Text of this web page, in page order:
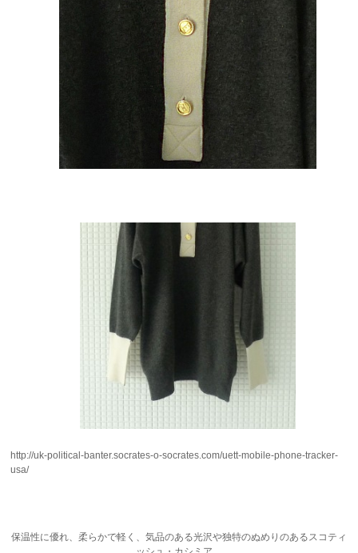
http://uk-political-banter.socrates-o-socrates.com/uett-mobile-phone-tracker-
usa/
保温性に優れ、柔らかで軽く、気品のある光沢や独特のぬめりのあるスコティ